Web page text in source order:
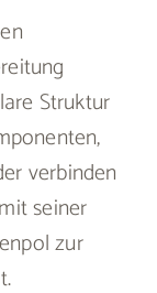
Struktur
verbinden
seiner
zur